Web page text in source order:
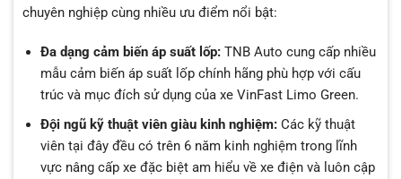
chuyên nghiệp cùng nhiều ưu điểm nổi bật:
Đa dạng cảm biến áp suất lốp: TNB Auto cung cấp nhiều
mẫu cảm biến áp suất lốp chính hãng phù hợp với cấu
trúc và mục đích sử dụng của xe VinFast Limo Green.
Đội ngũ kỹ thuật viên giàu kinh nghiệm: Các kỹ thuật
viên tại đây đều có trên 6 năm kinh nghiệm trong lĩnh
vực nâng cấp xe đặc biệt am hiểu về xe điện và luôn cập